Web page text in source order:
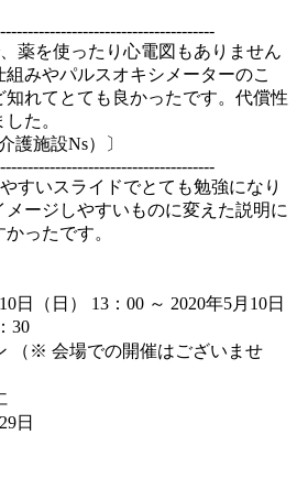
薬を使ったり心電図もありません
みやパルスオキシメーターのこ
知れてとても良かったです。代償性
た。
施設Ns）〕
すいスライドでとても勉強になり
メージしやすいものに変えた説明に
ったです。
日（日） 13：00 ～ 2020年5月10日
30
（※ 会場での開催はございませ
日